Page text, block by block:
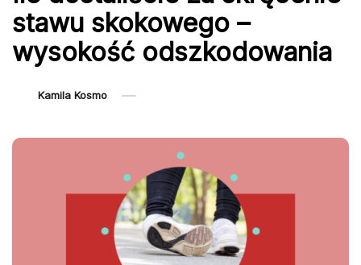
stawu skokowego –
wysokość odszkodowania
Kamila Kosmo